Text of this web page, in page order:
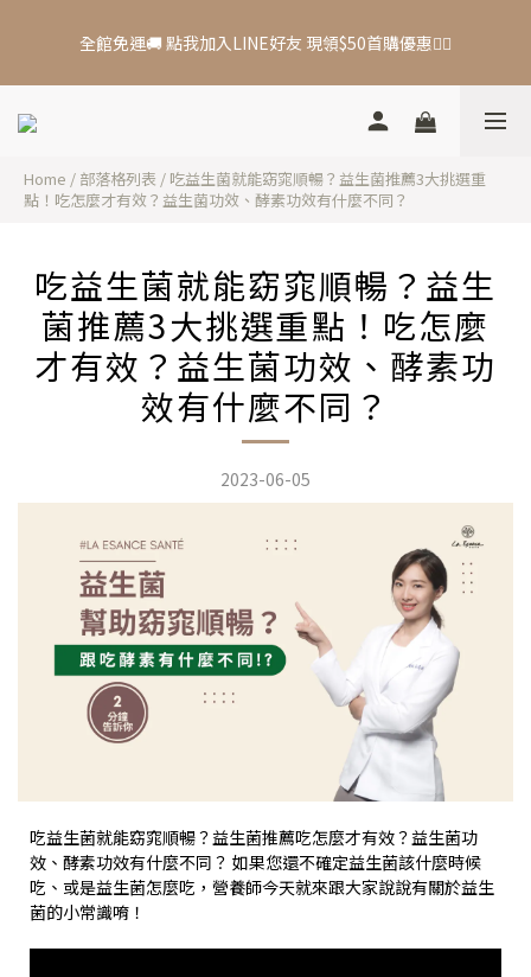
全館免運🚚 點我加入LINE好友 現領$50首購優惠👆🏻
全館免運🚚 點我加入LINE好友 現領$50首購優惠👆🏻
🔥 秋日年中慶！滿＄3900 贈：購物金＋益生菌 🔥
6
5
4
0
6
5
4
0
4
3
2
6
5
4
0
4
3
2
8
7
6
2
1
4
3
2
0
9
8
7
6
4
3
1
0
全館免運🚚 點我加入LINE好友 現領$50首購優惠👆🏻
Home / 部落格列表 / 吃益生菌就能窈窕順暢？益生菌推薦3大挑選重
點！吃怎麼才有效？益生菌功效、酵素功效有什麼不同？
吃益生菌就能窈窕順暢？益生
菌推薦3大挑選重點！吃怎麼
才有效？益生菌功效、酵素功
效有什麼不同？
2023-06-05
吃益生菌就能窈窕順暢？益生菌推薦吃怎麼才有效？益生菌功
效、酵素功效有什麼不同？ 如果您還不確定益生菌該什麼時候
吃、或是益生菌怎麼吃，營養師今天就來跟大家說說有關於益生
菌的小常識唷！